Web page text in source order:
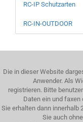
RC-IP Schutzarten
RC-IN-OUTDOOR
Die in dieser Website
Anwender. Als
registrieren. Bitte
Daten ein und
Sie erhalten dann innerhalb
Sie auch